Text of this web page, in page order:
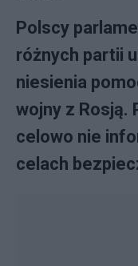
Polscy
różnych partii
niesienia
wojny z Rosją.
celowo nie
celach